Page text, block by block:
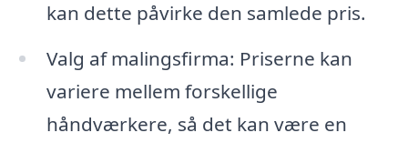
kan dette påvirke den samlede pris.
Valg af malingsfirma: Priserne kan
variere mellem forskellige
håndværkere, så det kan være en